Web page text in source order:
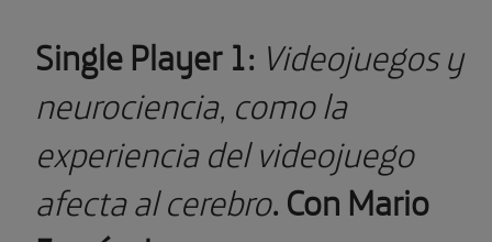
Single Player 1: Videojuegos y
neurociencia, como la
experiencia del videojuego
afecta al cerebro. Con Mario